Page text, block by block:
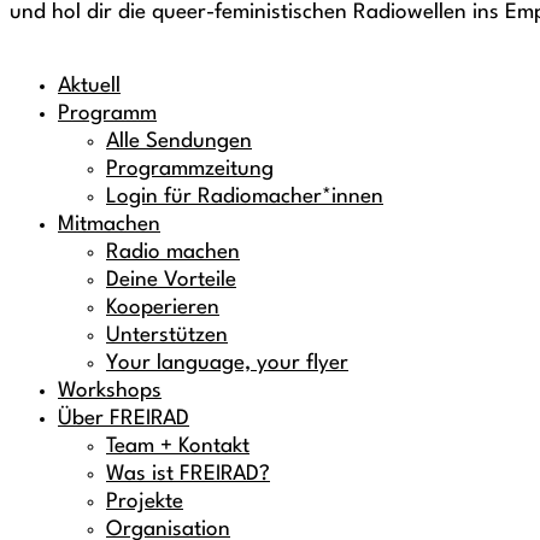
und hol dir die queer-feministischen Radiowellen ins
Aktuell
Programm
Alle Sendungen
Programmzeitung
Login für Radiomacher*innen
Mitmachen
Radio machen
Deine Vorteile
Kooperieren
Unterstützen
Your language, your flyer
Workshops
Über FREIRAD
Team + Kontakt
Was ist FREIRAD?
Projekte
Organisation